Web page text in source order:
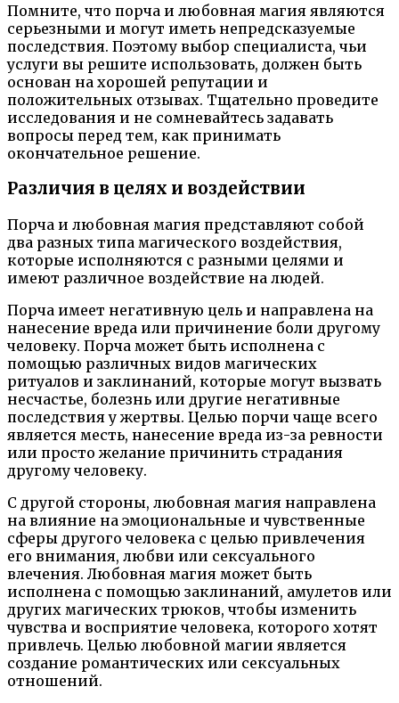
Помните, что порча и любовная магия являются
серьезными и могут иметь непредсказуемые
последствия. Поэтому выбор специалиста, чьи
услуги вы решите использовать, должен быть
основан на хорошей репутации и
положительных отзывах. Тщательно проведите
исследования и не сомневайтесь задавать
вопросы перед тем, как принимать
окончательное решение.
Различия в целях и воздействии
Порча и любовная магия представляют собой
два разных типа магического воздействия,
которые исполняются с разными целями и
имеют различное воздействие на людей.
Порча имеет негативную цель и направлена на
нанесение вреда или причинение боли другому
человеку. Порча может быть исполнена с
помощью различных видов магических
ритуалов и заклинаний, которые могут вызвать
несчастье, болезнь или другие негативные
последствия у жертвы. Целью порчи чаще всего
является месть, нанесение вреда из-за ревности
или просто желание причинить страдания
другому человеку.
С другой стороны, любовная магия направлена
на влияние на эмоциональные и чувственные
сферы другого человека с целью привлечения
его внимания, любви или сексуального
влечения. Любовная магия может быть
исполнена с помощью заклинаний, амулетов или
других магических трюков, чтобы изменить
чувства и восприятие человека, которого хотят
привлечь. Целью любовной магии является
создание романтических или сексуальных
отношений.